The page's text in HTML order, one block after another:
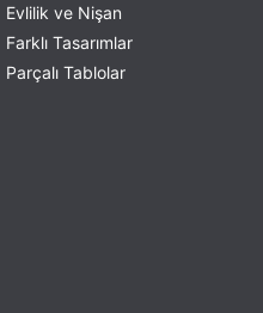
Evlilik ve Nişan
Farklı Tasarımlar
Parçalı Tablolar